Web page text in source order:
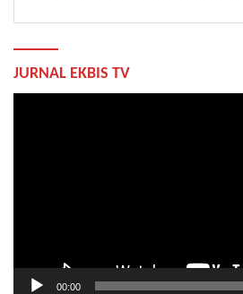
JURNAL EKBIS TV
00:00